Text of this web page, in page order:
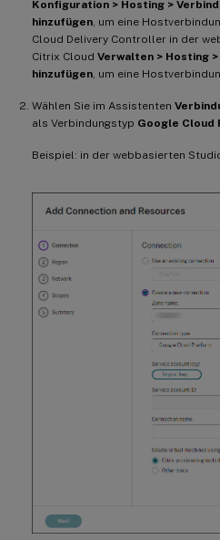
Konfiguration > Hosting >
hinzufügen, um eine
Cloud Delivery Controller in der
Citrix Cloud Verwalten > Hosting
hinzufügen, um eine
Wählen Sie im Assistenten
als Verbindungstyp Google Cloud
Beispiel: in der webbasierten